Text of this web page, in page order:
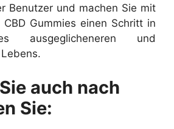
Benutzer und machen Sie mit
CBD Gummies einen Schritt in
ausgeglicheneren und
auch nach
Sie: